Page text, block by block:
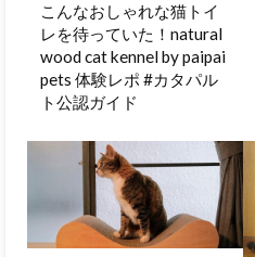
こんなおしゃれな猫トイ
レを待っていた！natural
wood cat kennel by paipai
pets 体験レポ #カタパル
ト公認ガイド